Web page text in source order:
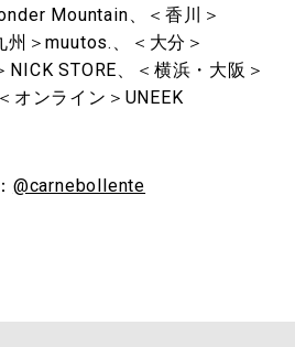
Mountain、＜香川＞
＞muutos.、＜大分＞
NICK STORE、＜横浜・大阪＞
オンライン＞UNEEK
@carnebollente